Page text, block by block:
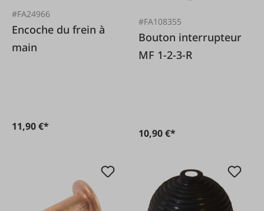
#FA24966
Encoche du frein à
main
11,90 €*
#FA108355
Bouton interrupteur
MF 1-2-3-R
10,90 €*